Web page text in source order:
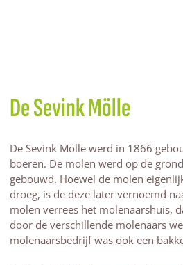
De Sevink Mölle
De Sevink Mölle werd in 1866
boeren. De molen werd op de
gebouwd. Hoewel de molen
droeg, is de deze later vernoemd
molen verrees het molenaarshuis,
door de verschillende molenaars
molenaarsbedrijf was ook een